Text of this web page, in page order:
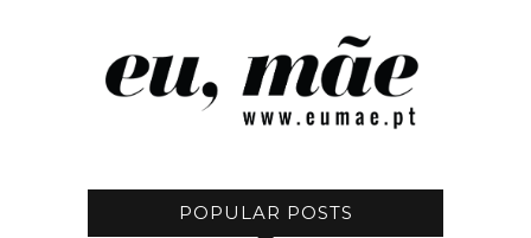
POPULAR POSTS